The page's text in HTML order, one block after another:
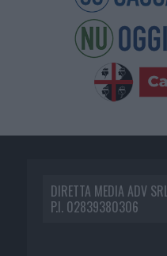
DIRETTA MEDIA ADV SRL
P.I. 02839380306